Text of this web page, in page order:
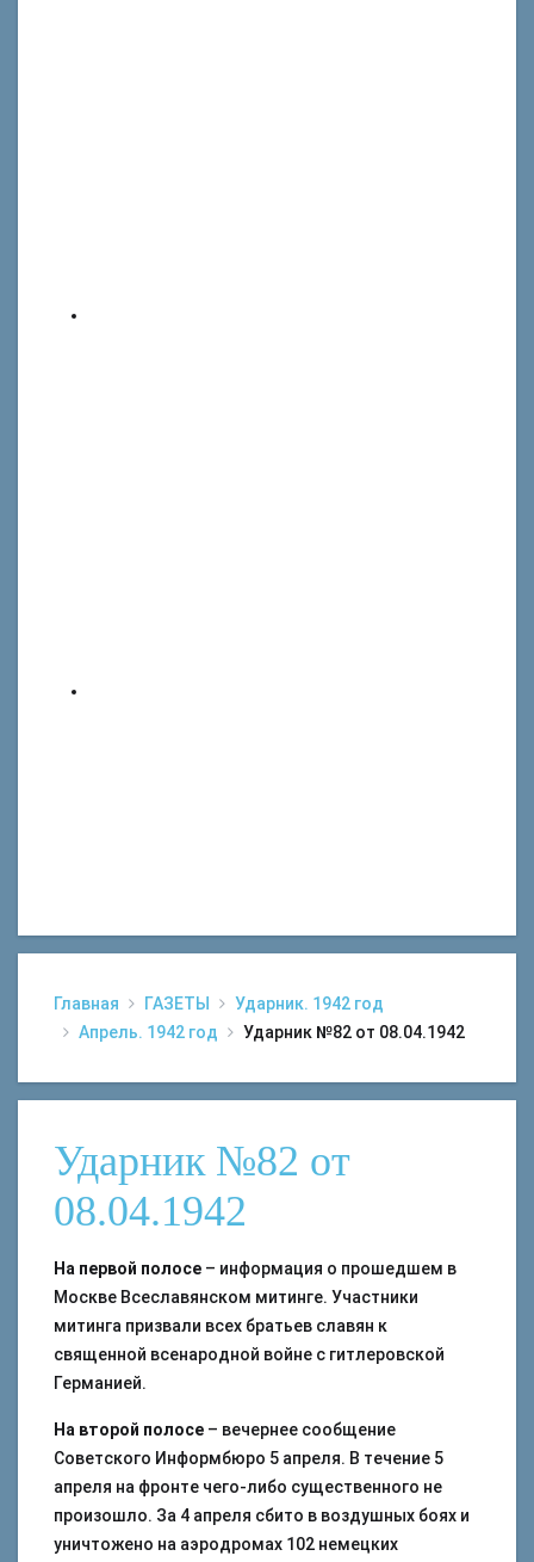
Главная ГАЗЕТЫ
Ударник. 1942 год
Апрель. 1942 год
Ударник №82 от 08.04.1942
Ударник №82 от
08.04.1942
На первой полосе – информация о прошедшем в
Москве Всеславянском митинге. Участники
митинга призвали всех братьев славян к
священной всенародной войне с гитлеровской
Германией.
На второй полосе – вечернее сообщение
Советского Информбюро 5 апреля. В течение 5
апреля на фронте чего-либо существенного не
произошло. За 4 апреля сбито в воздушных боях и
уничтожено на аэродромах 102 немецких